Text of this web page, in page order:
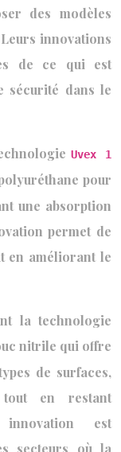
des modèles
innovations
de ce qui est
sécurité dans le
Uvex 1
pour
une absorption
permet de
en améliorant le
la technologie
nitrile qui offre
de surfaces,
en restant
est
secteurs où la